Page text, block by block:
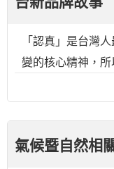
「認真」是台灣
變的核心精神，
人 讓美好的事得
氣候暨自然相